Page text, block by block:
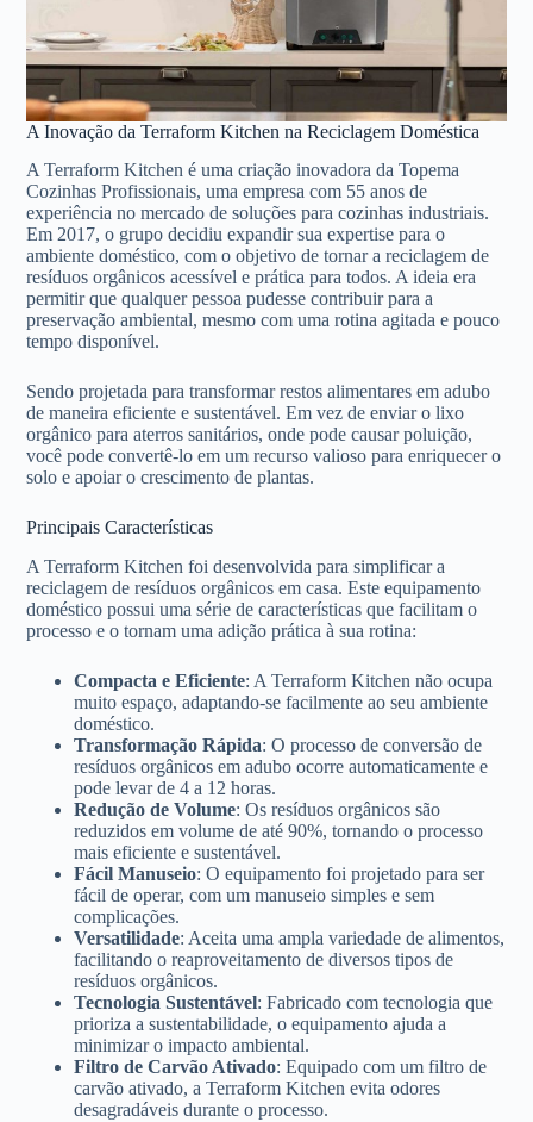
A Inovação da Terraform Kitchen na Reciclagem Doméstica
A Terraform Kitchen é uma criação inovadora da Topema
Cozinhas Profissionais, uma empresa com 55 anos de
experiência no mercado de soluções para cozinhas industriais.
Em 2017, o grupo decidiu expandir sua expertise para o
ambiente doméstico, com o objetivo de tornar a reciclagem de
resíduos orgânicos acessível e prática para todos. A ideia era
permitir que qualquer pessoa pudesse contribuir para a
preservação ambiental, mesmo com uma rotina agitada e pouco
tempo disponível.
Sendo projetada para transformar restos alimentares em adubo
de maneira eficiente e sustentável. Em vez de enviar o lixo
orgânico para aterros sanitários, onde pode causar poluição,
você pode convertê-lo em um recurso valioso para enriquecer o
solo e apoiar o crescimento de plantas.
Principais Características
A Terraform Kitchen foi desenvolvida para simplificar a
reciclagem de resíduos orgânicos em casa. Este equipamento
doméstico possui uma série de características que facilitam o
processo e o tornam uma adição prática à sua rotina:
Compacta e Eficiente: A Terraform Kitchen não ocupa
muito espaço, adaptando-se facilmente ao seu ambiente
doméstico.
Transformação Rápida: O processo de conversão de
resíduos orgânicos em adubo ocorre automaticamente e
pode levar de 4 a 12 horas.
Redução de Volume: Os resíduos orgânicos são
reduzidos em volume de até 90%, tornando o processo
mais eficiente e sustentável.
Fácil Manuseio: O equipamento foi projetado para ser
fácil de operar, com um manuseio simples e sem
complicações.
Versatilidade: Aceita uma ampla variedade de alimentos,
facilitando o reaproveitamento de diversos tipos de
resíduos orgânicos.
Tecnologia Sustentável: Fabricado com tecnologia que
prioriza a sustentabilidade, o equipamento ajuda a
minimizar o impacto ambiental.
Filtro de Carvão Ativado: Equipado com um filtro de
carvão ativado, a Terraform Kitchen evita odores
desagradáveis durante o processo.